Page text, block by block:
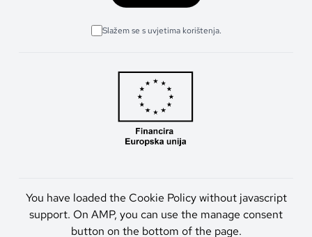
Slažem se s uvjetima korištenja.
You have loaded the Cookie Policy without javascript
support. On AMP, you can use the manage consent
button on the bottom of the page.